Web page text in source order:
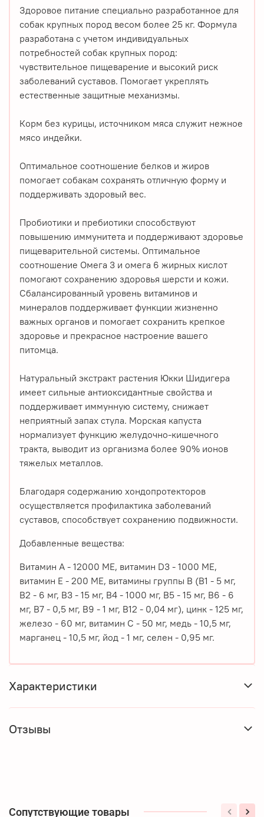
Здоровое питание специально разработанное для
собак крупных пород весом более 25 кг. Формула
разработана с учетом индивидуальных
потребностей собак крупных пород:
чувствительное пищеварение и высокий риск
заболеваний суставов. Помогает укреплять
естественные защитные механизмы.
Корм без курицы, источником мяса служит нежное
мясо индейки.
Оптимальное соотношение белков и жиров
помогает собакам сохранять отличную форму и
поддерживать здоровый вес.
Пробиотики и пребиотики способствуют
повышению иммунитета и поддерживают здоровье
пищеварительной системы. Оптимальное
соотношение Омега 3 и омега 6 жирных кислот
помогают сохранению здоровья шерсти и кожи.
Сбалансированный уровень витаминов и
минералов поддерживает функции жизненно
важных органов и помогает сохранить крепкое
здоровье и прекрасное настроение вашего
питомца.
Натуральный экстракт растения Юкки Шидигера
имеет сильные антиоксидантные свойства и
поддерживает иммунную систему, снижает
неприятный запах стула. Морская капуста
нормализует функцию желудочно-кишечного
тракта, выводит из организма более 90% ионов
тяжелых металлов.
Благодаря содержанию хондопротекторов
осуществляется профилактика заболеваний
суставов, способствует сохранению подвижности.
Добавленные вещества:
Витамин А - 12000 МЕ, витамин D3 - 1000 МЕ,
витамин Е - 200 МЕ, витамины группы В (В1 - 5 мг,
В2 - 6 мг, В3 - 15 мг, В4 - 1000 мг, В5 - 15 мг, В6 - 6
мг, В7 - 0,5 мг, В9 - 1 мг, В12 - 0,04 мг), цинк - 125 мг,
железо - 60 мг, витамин С - 50 мг, медь - 10,5 мг,
марганец - 10,5 мг, йод - 1 мг, селен - 0,95 мг.
Характеристики
Отзывы
Сопутствующие товары